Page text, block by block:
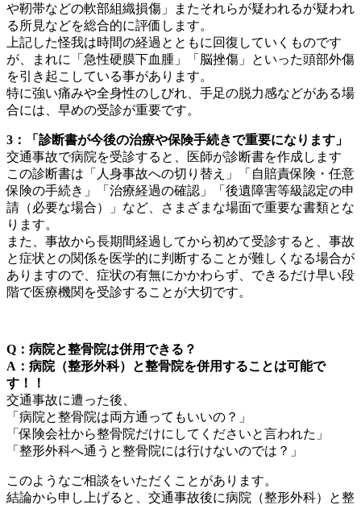
や靭帯などの軟部組織損傷」またそれらが疑われるが疑われ
る所見などを総合的に評価します。
上記した怪我は時間の経過とともに回復していくものです
が、まれに「急性硬膜下血腫」「脳挫傷」といった頭部外傷
を引き起こしている事があります。
特に強い痛みや全身性のしびれ、手足の脱力感などがある場
合には、早めの受診が重要です。
3：「診断書が今後の治療や保険手続きで重要になります」
交通事故で病院を受診すると、医師が診断書を作成します
この診断書は「人身事故への切り替え」「自賠責保険・任意
保険の手続き」「治療経過の確認」「後遺障害等級認定の申
請（必要な場合）」など、さまざまな場面で重要な書類とな
ります。
また、事故から長期間経過してから初めて受診すると、事故
と症状との関係を医学的に判断することが難しくなる場合が
ありますので、症状の有無にかかわらず、できるだけ早い段
階で医療機関を受診することが大切です。
Q：病院と整骨院は併用できる？
A：病院（整形外科）と整骨院を併用することは可能で
す！！
交通事故に遭った後、
「病院と整骨院は両方通ってもいいの？」
「保険会社から整骨院だけにしてくださいと言われた」
「整形外科へ通うと整骨院には行けないのでは？」
このようなご相談をいただくことがあります。
結論から申し上げると、交通事故後に病院（整形外科）と整